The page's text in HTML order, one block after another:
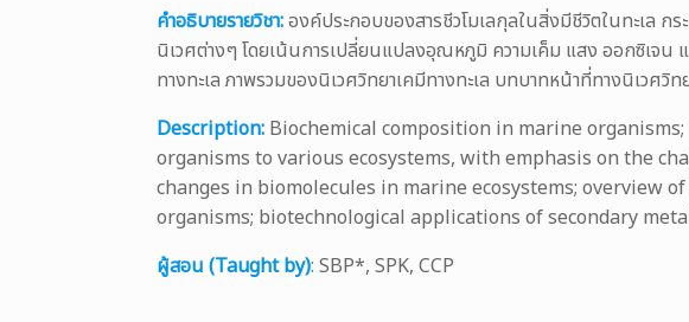
คำอธิบายรายวิชา:องค์ประกอบของสารชีวโมเลกุลในสิ่งมีชีวิตในทะเล ก
นิเวศต่างๆ โดยเน้นการเปลี่ยนแปลงอุณหภูมิ ความเค็ม แสง ออกซิเจน
ทางทะเล ภาพรวมของนิเวศวิทยาเคมีทางทะเล บทบาทหน้าที่ทางนิเวศ
Description: Biochemical composition in marine
organisms to various ecosystems, with emphasis on the
changes in biomolecules in marine ecosystems; overview
organisms; biotechnological applications of secondary
ผู้สอน (Taught by): SBP*, SPK, CCP